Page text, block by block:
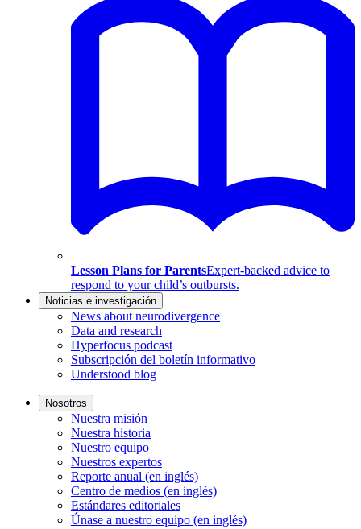
Lesson Plans for ParentsExpert-backed advice to
respond to your child’s outbursts.
Noticias e investigación
News about neurodivergence
Data and research
Hyperfocus podcast
Subscripción del boletín informativo
Understood blog
Nosotros
Nuestra misión
Nuestra historia
Nuestro equipo
Nuestros expertos
Reporte anual (en inglés)
Centro de medios (en inglés)
Estándares editoriales
Únase a nuestro equipo (en inglés)